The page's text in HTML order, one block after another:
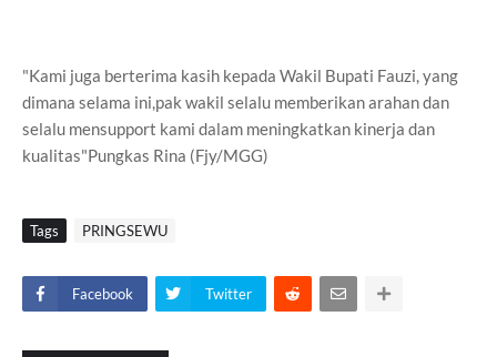
"Kami juga berterima kasih kepada Wakil Bupati Fauzi, yang
dimana selama ini,pak wakil selalu memberikan arahan dan
selalu mensupport kami dalam meningkatkan kinerja dan
kualitas"Pungkas Rina (Fjy/MGG)
Tags PRINGSEWU
Facebook Twitter